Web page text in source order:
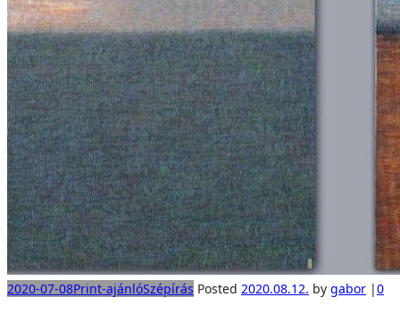
2020-07-08Print-ajánlóSzépírás Posted 2020.08.12. by gabor |0